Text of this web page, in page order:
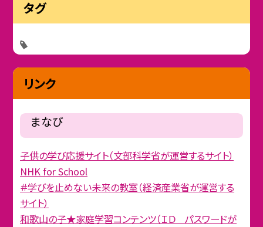
タグ
リンク
まなび
子供の学び応援サイト（文部科学省が運営するサイト）
NHK for School
＃学びを止めない未来の教室（経済産業省が運営する
サイト）
和歌山の子★家庭学習コンテンツ（ＩＤ パスワードが